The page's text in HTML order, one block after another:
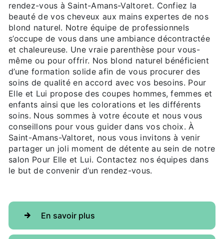
rendez-vous à Saint-Amans-Valtoret. Confiez la
beauté de vos cheveux aux mains expertes de nos
blond naturel. Notre équipe de professionnels
s’occupe de vous dans une ambiance décontractée
et chaleureuse. Une vraie parenthèse pour vous-
même ou pour offrir. Nos blond naturel bénéficient
d’une formation solide afin de vous procurer des
soins de qualité en accord avec vos besoins. Pour
Elle et Lui propose des coupes hommes, femmes et
enfants ainsi que les colorations et les différents
soins. Nous sommes à votre écoute et nous vous
conseillons pour vous guider dans vos choix. À
Saint-Amans-Valtoret, nous vous invitons à venir
partager un joli moment de détente au sein de notre
salon Pour Elle et Lui. Contactez nos équipes dans
le but de convenir d’un rendez-vous.
En savoir plus